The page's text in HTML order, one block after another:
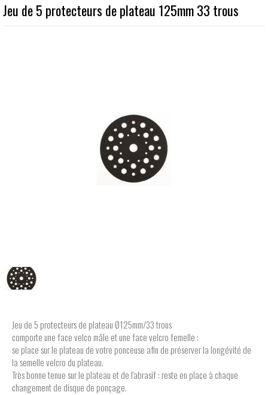
Jeu de 5 protecteurs de plateau 125mm 33 trous
Jeu de 5 protecteurs de plateau Ø125mm/33 trous
comporte une face velco mâle et une face velcro femelle :
se place sur le plateau de votre ponceuse afin de préserver la longévité de
la semelle velcro du plateau.
Très bonne tenue sur le plateau et de l'abrasif : reste en place à chaque
changement de disque de ponçage.